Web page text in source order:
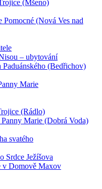
(Mšeno)
Pomocné (Nová Ves nad
– ubytování
Paduánského (Bedřichov)
Marie
(Rádlo)
Marie (Dobrá Voda)
svatého
Srdce Ježíšova
v Domově Maxov